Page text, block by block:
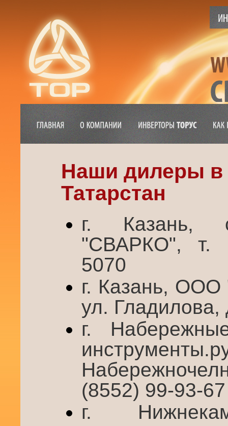
Наши дилеры в
Татарстан
г. Казань,
"СВАРКО", т.
5070
г. Казань, ООО
ул.
г.
(8552) 99-93-67
г.